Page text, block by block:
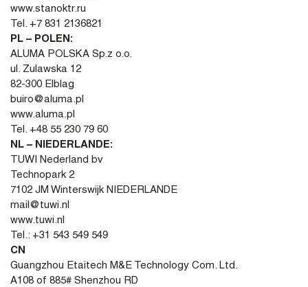
www.stanoktr.ru
Tel. +7 831 2136821
PL – POLEN:
ALUMA POLSKA Sp.z o.o.
ul. Zulawska 12
82-300 Elblag
buiro@aluma.pl
www.aluma.pl
Tel. +48 55 230 79 60
NL – NIEDERLANDE:
TUWI Nederland bv
Technopark 2
7102 JM Winterswijk NIEDERLANDE
mail@tuwi.nl
www.tuwi.nl
Tel.: +31 543 549 549
CN
Guangzhou Etaitech M&E Technology Com. Ltd.
A108 of 885# Shenzhou RD